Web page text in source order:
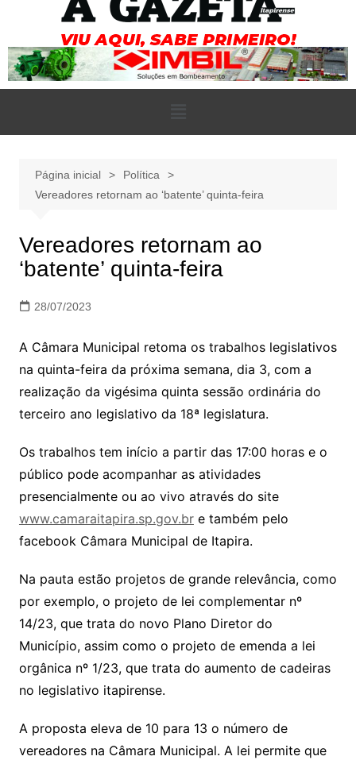
Página inicial
Política
Vereadores retornam ao ‘batente’ quinta-feira
Vereadores retornam ao
‘batente’ quinta-feira
28/07/2023
A Câmara Municipal retoma os trabalhos legislativos
na quinta-feira da próxima semana, dia 3, com a
realização da vigésima quinta sessão ordinária do
terceiro ano legislativo da 18ª legislatura.
Os trabalhos tem início a partir das 17:00 horas e o
público pode acompanhar as atividades
presencialmente ou ao vivo através do site
www.camaraitapira.sp.gov.bre também pelo
facebook Câmara Municipal de Itapira.
Na pauta estão projetos de grande relevância, como
por exemplo, o projeto de lei complementar nº
14/23, que trata do novo Plano Diretor do
Município, assim como o projeto de emenda a lei
orgânica nº 1/23, que trata do aumento de cadeiras
no legislativo itapirense.
A proposta eleva de 10 para 13 o número de
vereadores na Câmara Municipal. A lei permite que